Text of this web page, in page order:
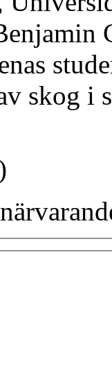
skog i